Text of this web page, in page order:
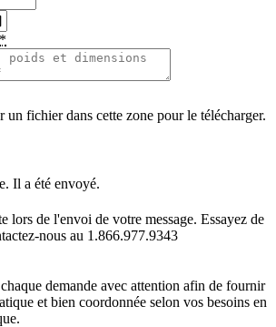
*
un fichier dans cette zone pour le télécharger.
Il a été envoyé.
lors de l'envoi de votre message. Essayez de
nous au 1.866.977.9343
demande avec attention afin de fournir
et bien coordonnée selon vos besoins en